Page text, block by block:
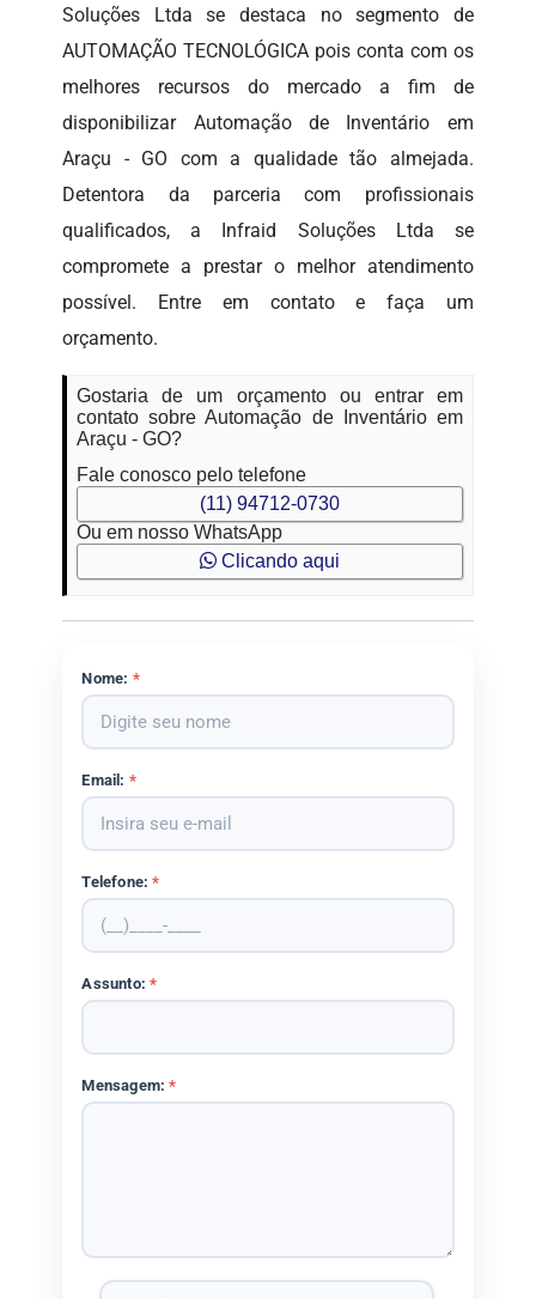
Soluções Ltda se destaca no segmento de
AUTOMAÇÃO TECNOLÓGICA pois conta com os
melhores recursos do mercado a fim de
disponibilizar Automação de Inventário em
Araçu - GO com a qualidade tão almejada.
Detentora da parceria com profissionais
qualificados, a Infraid Soluções Ltda se
compromete a prestar o melhor atendimento
possível. Entre em contato e faça um
orçamento.
Gostaria de um orçamento ou entrar em
contato sobre Automação de Inventário em
Araçu - GO?
Fale conosco pelo telefone
(11) 94712-0730
Ou em nosso WhatsApp
Clicando aqui
Nome: *
Email: *
Telefone:*
Assunto:*
Mensagem:*